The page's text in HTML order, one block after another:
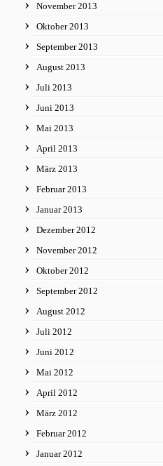
November 2013
Oktober 2013
September 2013
August 2013
Juli 2013
Juni 2013
Mai 2013
April 2013
März 2013
Februar 2013
Januar 2013
Dezember 2012
November 2012
Oktober 2012
September 2012
August 2012
Juli 2012
Juni 2012
Mai 2012
April 2012
März 2012
Februar 2012
Januar 2012